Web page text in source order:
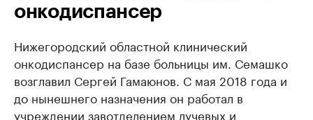
онкодиспансер
Нижегородский областной клинический
онкодиспансер на базе больницы им. Семашко
возглавил Сергей Гамаюнов. С мая 2018 года и
до нынешнего назначения он работал в
учреждении завотделением лучевых и